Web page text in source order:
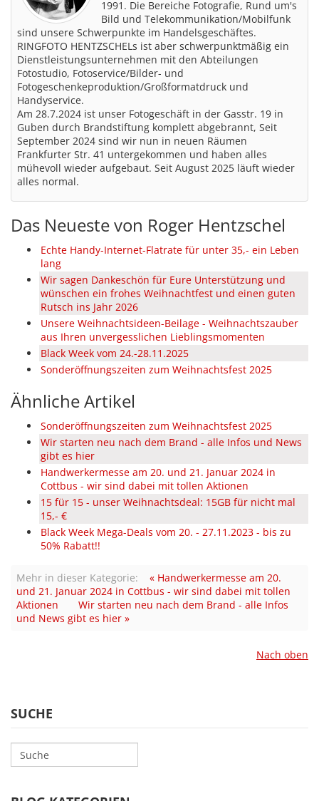
1991. Die Bereiche Fotografie, Rund um's
Bild und Telekommunikation/Mobilfunk
sind unsere Schwerpunkte im Handelsgeschäftes.
RINGFOTO HENTZSCHELs ist aber schwerpunktmäßig ein
Dienstleistungsunternehmen mit den Abteilungen
Fotostudio, Fotoservice/Bilder- und
Fotogeschenkeproduktion/Großformatdruck und
Handyservice.
Am 28.7.2024 ist unser Fotogeschäft in der Gasstr. 19 in
Guben durch Brandstiftung komplett abgebrannt, Seit
September 2024 sind wir nun in neuen Räumen
Frankfurter Str. 41 untergekommen und haben alles
mühevoll wieder aufgebaut. Seit August 2025 läuft wieder
alles normal.
Das Neueste von Roger Hentzschel
Echte Handy-Internet-Flatrate für unter 35,- ein Leben
lang
Wir sagen Dankeschön für Eure Unterstützung und
wünschen ein frohes Weihnachtfest und einen guten
Rutsch ins Jahr 2026
Unsere Weihnachtsideen-Beilage - Weihnachtszauber
aus Ihren unvergesslichen Lieblingsmomenten
Black Week vom 24.-28.11.2025
Sonderöffnungszeiten zum Weihnachtsfest 2025
Ähnliche Artikel
Sonderöffnungszeiten zum Weihnachtsfest 2025
Wir starten neu nach dem Brand - alle Infos und News
gibt es hier
Handwerkermesse am 20. und 21. Januar 2024 in
Cottbus - wir sind dabei mit tollen Aktionen
15 für 15 - unser Weihnachtsdeal: 15GB für nicht mal
15,- €
Black Week Mega-Deals vom 20. - 27.11.2023 - bis zu
50% Rabatt!!
Mehr in dieser Kategorie:
« Handwerkermesse am 20.
und 21. Januar 2024 in Cottbus - wir sind dabei mit tollen
Aktionen
Wir starten neu nach dem Brand - alle Infos
und News gibt es hier »
Nach oben
SUCHE